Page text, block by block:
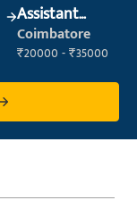
Assistant
Manager
Coimbatore
₹20000 - ₹35000